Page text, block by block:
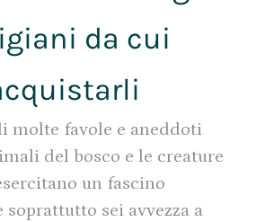
da cui
molte favole e aneddoti
del bosco e le creature
un fascino
soprattutto sei avvezza a